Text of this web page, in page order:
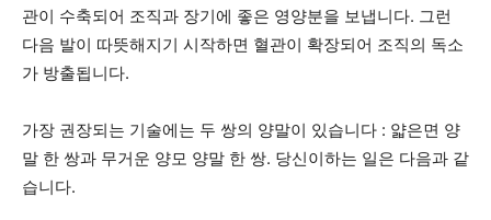
관이 수축되어 조직과 장기에 좋은 영양분을 보냅니다. 그런
다음 발이 따뜻해지기 시작하면 혈관이 확장되어 조직의 독소
가 방출됩니다.
가장 권장되는 기술에는 두 쌍의 양말이 있습니다 : 얇은면 양
말 한 쌍과 무거운 양모 양말 한 쌍. 당신이하는 일은 다음과 같
습니다.